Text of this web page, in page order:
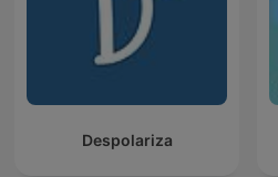
Despolariza